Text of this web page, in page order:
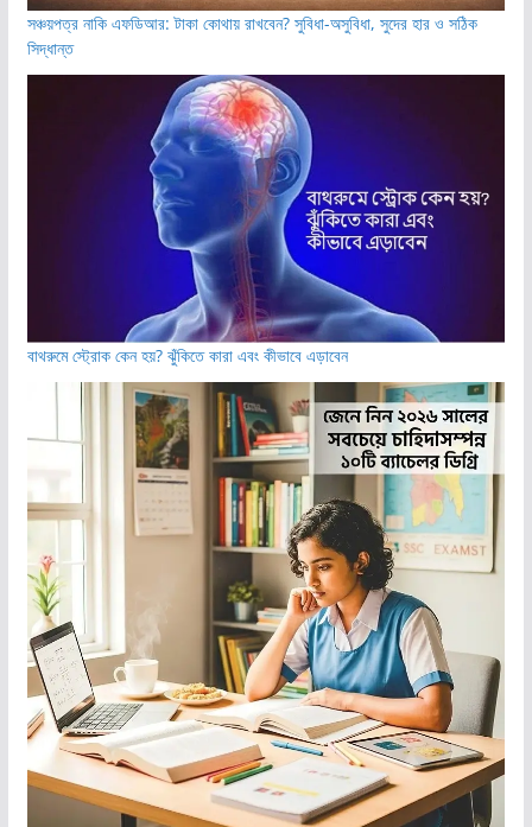
সঞ্চয়পত্র নাকি এফডিআর: টাকা কোথায় রাখবেন? সুবিধা-অসুবিধা, সুদের হার ও সঠিক
সিদ্ধান্ত
বাথরুমে স্ট্রোক কেন হয়? ঝুঁকিতে কারা এবং কীভাবে এড়াবেন